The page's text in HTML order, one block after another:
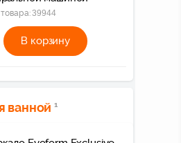
товара:39944
В корзину
ванной 1